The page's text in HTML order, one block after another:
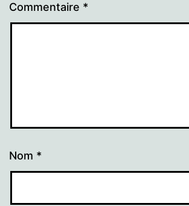
Commentaire *
Nom *